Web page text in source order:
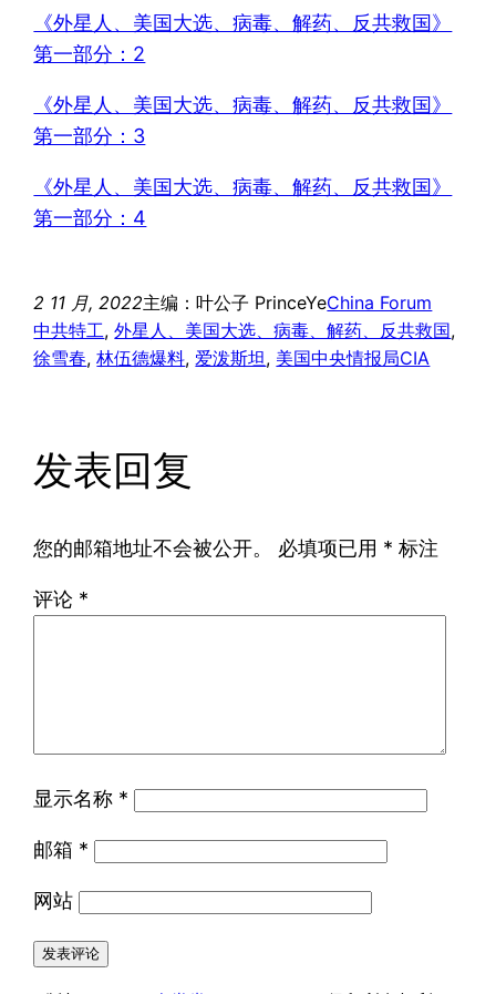
《外星人、美国大选、病毒、解药、反共救国》
第一部分：2
《外星人、美国大选、病毒、解药、反共救国》
第一部分：3
《外星人、美国大选、病毒、解药、反共救国》
第一部分：4
2 11 月, 2022主编：叶公子 PrinceYeChina Forum
中共特工, 外星人、美国大选、病毒、解药、反共救国
徐雪春, 林伍德爆料, 爱泼斯坦, 美国中央情报局CIA
发表回复
您的邮箱地址不会被公开。 必填项已用 * 标注
评论 *
显示名称 *
邮箱 *
网站